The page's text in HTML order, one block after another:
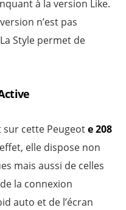
à la version Like.
n’est pas
Style permet de
sur cette Peugeote 208
elle dispose non
mais aussi de celles
la connexion
auto et de l’écran